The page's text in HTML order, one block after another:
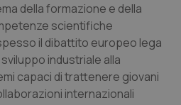
della formazione e della
scientifiche
il dibattito europeo lega
industriale alla
capaci di trattenere giovani
internazionali